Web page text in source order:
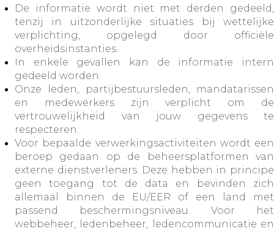
De informatie wordt niet met derden gedeeld,
tenzij in uitzonderlijke situaties bij wettelijke
verplichting, opgelegd door officiële
overheidsinstanties.
In enkele gevallen kan de informatie intern
gedeeld worden.
Onze leden, partijbestuursleden, mandatarissen
en medewerkers zijn verplicht om de
vertrouwelijkheid van jouw gegevens te
respecteren.
Voor bepaalde verwerkingsactiviteiten wordt een
beroep gedaan op de beheersplatformen van
externe dienstverleners. Deze hebben in principe
geen toegang tot de data en bevinden zich
allemaal binnen de EU/EER of een land met
passend beschermingsniveau. Voor het
webbeheer, ledenbeheer, ledencommunicatie en